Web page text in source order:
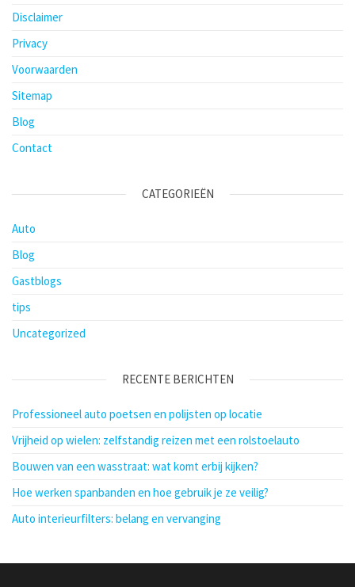
Disclaimer
Privacy
Voorwaarden
Sitemap
Blog
Contact
CATEGORIEËN
Auto
Blog
Gastblogs
tips
Uncategorized
RECENTE BERICHTEN
Professioneel auto poetsen en polijsten op locatie
Vrijheid op wielen: zelfstandig reizen met een rolstoelauto
Bouwen van een wasstraat: wat komt erbij kijken?
Hoe werken spanbanden en hoe gebruik je ze veilig?
Auto interieurfilters: belang en vervanging